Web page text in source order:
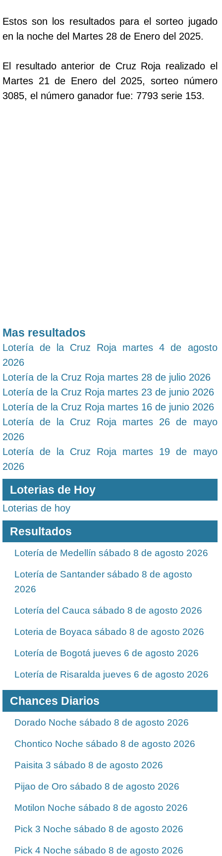
Estos son los resultados para el sorteo jugado
en la noche del Martes 28 de Enero del 2025.
El resultado anterior de Cruz Roja realizado el
Martes 21 de Enero del 2025, sorteo número
3085, el número ganador fue: 7793 serie 153.
Mas resultados
Lotería de la Cruz Roja martes 4 de agosto
2026
Lotería de la Cruz Roja martes 28 de julio 2026
Lotería de la Cruz Roja martes 23 de junio 2026
Lotería de la Cruz Roja martes 16 de junio 2026
Lotería de la Cruz Roja martes 26 de mayo
2026
Lotería de la Cruz Roja martes 19 de mayo
2026
Loterias de Hoy
Loterias de hoy
Resultados
Lotería de Medellín sábado 8 de agosto 2026
Lotería de Santander sábado 8 de agosto
2026
Lotería del Cauca sábado 8 de agosto 2026
Loteria de Boyaca sábado 8 de agosto 2026
Lotería de Bogotá jueves 6 de agosto 2026
Lotería de Risaralda jueves 6 de agosto 2026
Chances Diarios
Dorado Noche sábado 8 de agosto 2026
Chontico Noche sábado 8 de agosto 2026
Paisita 3 sábado 8 de agosto 2026
Pijao de Oro sábado 8 de agosto 2026
Motilon Noche sábado 8 de agosto 2026
Pick 3 Noche sábado 8 de agosto 2026
Pick 4 Noche sábado 8 de agosto 2026